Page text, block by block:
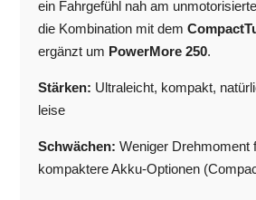
ein Fahrgefühl nah am
die Kombination mit dem
ergänzt um PowerMore 250.
Stärken: Ultraleicht, kompakt,
leise
Schwächen: Weniger Drehmoment
kompaktere Akku-Optionen